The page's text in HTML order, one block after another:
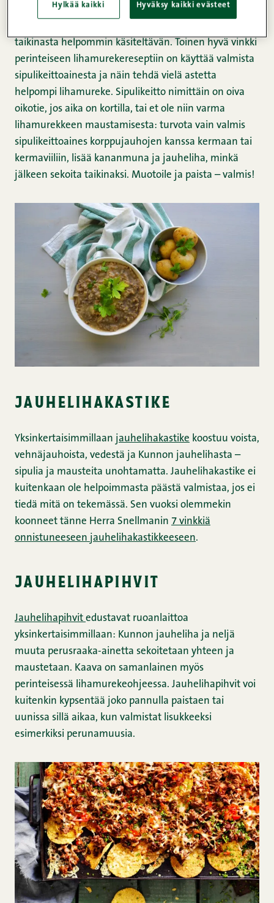
käyttää ehtaa kermaa tehdessämme lihamureketta.
taikinasta helpommin käsiteltävän. Toinen hyvä vinkki
perinteiseen lihamurekereseptiin on käyttää valmista
sipulikeittoainesta ja näin tehdä vielä astetta
helpompi lihamureke. Sipulikeitto nimittäin on oiva
oikotie, jos aika on kortilla, tai et ole niin varma
lihamurekkeen maustamisesta: turvota vain valmis
sipulikeittoaines korppujauhojen kanssa kermaan tai
kermaviiliin, lisää kananmuna ja jauheliha, minkä
jälkeen sekoita taikinaksi. Muotoile ja paista – valmis!
jauhelihakastike
Yksinkertaisimmillaan jauhelihakastike koostuu voista,
vehnäjauhoista, vedestä ja Kunnon jauhelihasta –
sipulia ja mausteita unohtamatta. Jauhelihakastike ei
kuitenkaan ole helpoimmasta päästä valmistaa, jos ei
tiedä mitä on tekemässä. Sen vuoksi olemmekin
koonneet tänne Herra Snellmanin 7 vinkkiä
onnistuneeseen jauhelihakastikkeeseen.
jauhelihapihvit
Jauhelihapihvit edustavat ruoanlaittoa
yksinkertaisimmillaan: Kunnon jauheliha ja neljä
muuta perusraaka-ainetta sekoitetaan yhteen ja
maustetaan. Kaava on samanlainen myös
perinteisessä lihamurekeohjeessa. Jauhelihapihvit voi
kuitenkin kypsentää joko pannulla paistaen tai
uunissa sillä aikaa, kun valmistat lisukkeeksi
esimerkiksi perunamuusia.
Hylkää kaikki Hyväksy kaikki evästeet